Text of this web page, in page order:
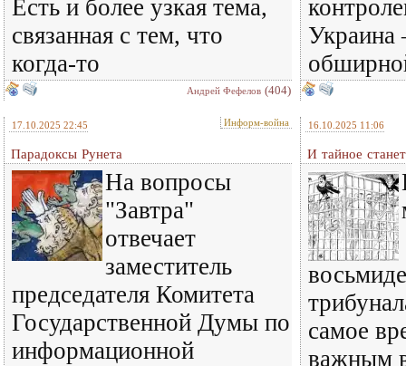
Есть и более узкая тема,
связанная с тем, что
когда-то
Андрей Фефелов (404)
Украина
17.10.2025 22:45 Информ-война
Парадоксы Рунета
На вопросы
"Завтра"
отвечает
заместитель
председателя Комитета
Государственной Думы по
информационной
16.10.2025 11:06
И тайное
самое
важным